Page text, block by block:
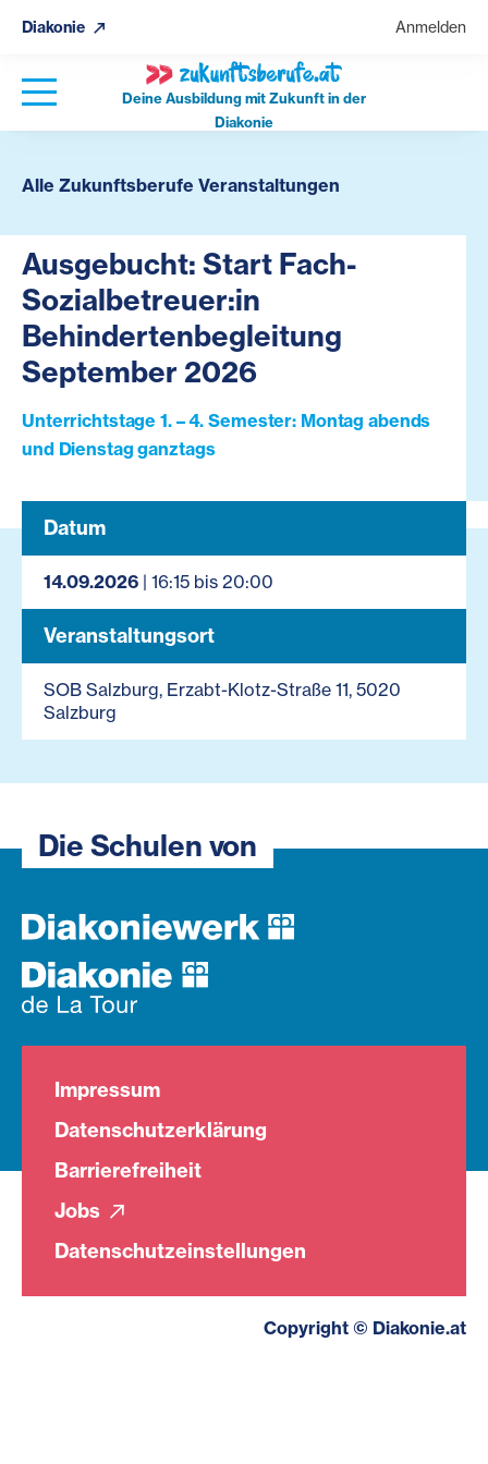
Diakonie Anmelden
Deine Ausbildung mit Zukunft in der
Diakonie
Alle Zukunftsberufe Veranstaltungen
Ausgebucht: Start Fach-
Sozialbetreuer:in
Behindertenbegleitung
September 2026
Unterrichtstage 1. – 4. Semester: Montag abends
und Dienstag ganztags
Datum
14.09.2026 | 16:15 bis 20:00
Veranstaltungsort
SOB Salzburg, Erzabt-Klotz-Straße 11, 5020
Salzburg
Die Schulen von
Impressum
Datenschutzerklärung
Barrierefreiheit
Jobs
Datenschutzeinstellungen
Copyright © Diakonie.at